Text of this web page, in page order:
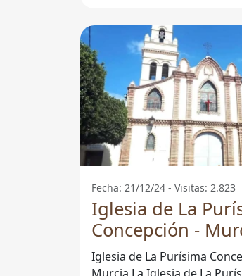
Fecha: 21/12/24 - Visitas: 2.823
Iglesia de La
Concepción -
Iglesia de La Purísima